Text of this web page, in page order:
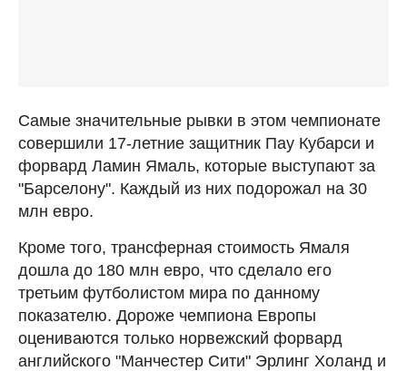
Самые значительные рывки в этом чемпионате
совершили 17-летние защитник Пау Кубарси и
форвард Ламин Ямаль, которые выступают за
"Барселону". Каждый из них подорожал на 30
млн евро.
Кроме того, трансферная стоимость Ямаля
дошла до 180 млн евро, что сделало его
третьим футболистом мира по данному
показателю. Дороже чемпиона Европы
оцениваются только норвежский форвард
английского "Манчестер Сити" Эрлинг Холанд и